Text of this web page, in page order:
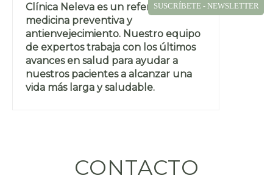
Clínica Neleva es un referente en
medicina preventiva y
antienvejecimiento. Nuestro equipo
de expertos trabaja con los últimos
avances en salud para ayudar a
nuestros pacientes a alcanzar una
vida más larga y saludable.
CONTACTO
SUSCRÍBETE - NEWSLETTER